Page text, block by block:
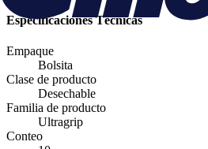
Especificaciones Técnicas
Empaque
Bolsita
Clase de producto
Desechable
Familia de producto
Ultragrip
Conteo